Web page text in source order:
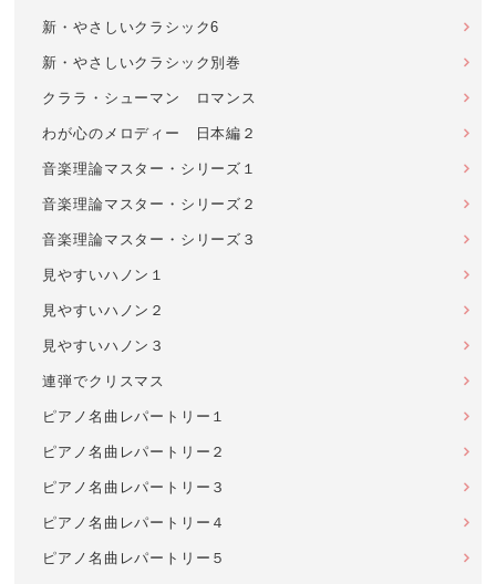
新・やさしいクラシック6
新・やさしいクラシック別巻
クララ・シューマン ロマンス
わが心のメロディー 日本編２
音楽理論マスター・シリーズ１
音楽理論マスター・シリーズ２
音楽理論マスター・シリーズ３
見やすいハノン１
見やすいハノン２
見やすいハノン３
連弾でクリスマス
ピアノ名曲レパートリー１
ピアノ名曲レパートリー２
ピアノ名曲レパートリー３
ピアノ名曲レパートリー４
ピアノ名曲レパートリー５